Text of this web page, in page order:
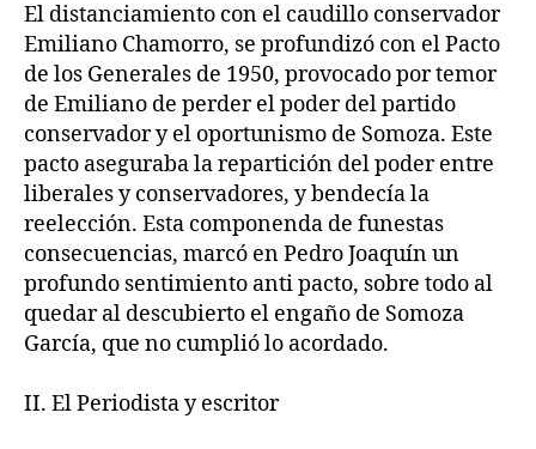
El distanciamiento con el caudillo conservador
Emiliano Chamorro, se profundizó con el Pacto
de los Generales de 1950, provocado por temor
de Emiliano de perder el poder del partido
conservador y el oportunismo de Somoza. Este
pacto aseguraba la repartición del poder entre
liberales y conservadores, y bendecía la
reelección. Esta componenda de funestas
consecuencias, marcó en Pedro Joaquín un
profundo sentimiento anti pacto, sobre todo al
quedar al descubierto el engaño de Somoza
García, que no cumplió lo acordado.
II. El Periodista y escritor